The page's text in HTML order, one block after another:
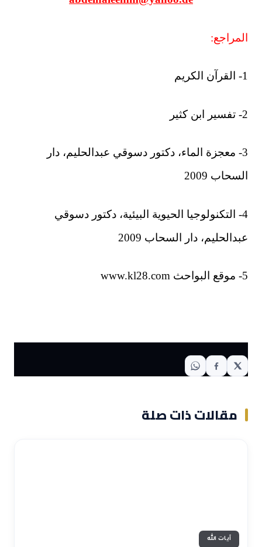
المراجع:
1- القرآن الكريم
2- تفسير ابن كثير
3- معجزة الماء، دكتور دسوقي عبدالحليم، دار
السحاب 2009
4- التكنولوجيا الحيوية البيئية، دكتور دسوقي
عبدالحليم، دار السحاب 2009
5- موقع البواحث www.kl28.com
مقالات ذات صلة
آيات الله